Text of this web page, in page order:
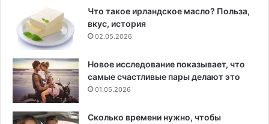
Что такое ирландское масло? Польза,
вкус, история
02.05.2026
Новое исследование показывает, что
самые счастливые пары делают это
01.05.2026
Сколько времени нужно, чтобы